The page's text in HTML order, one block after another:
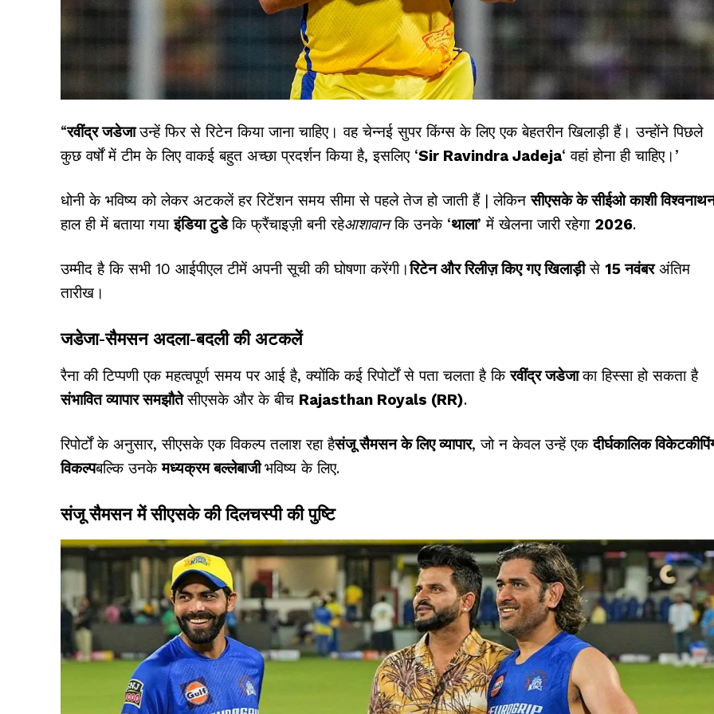
“रवींद्र जडेजाउन्हें फिर से रिटेन किया जाना चाहिए। वह चेन्नई सुपर किंग्स के लिए एक बेहतरीन खिलाड़ी हैं। उन्होंने पिछले
कुछ वर्षों में टीम के लिए वाकई बहुत अच्छा प्रदर्शन किया है, इसलिए ‘Sir Ravindra Jadeja‘ वहां होना ही चाहिए।’
धोनी के भविष्य को लेकर अटकलें हर रिटेंशन समय सीमा से पहले तेज हो जाती हैं | लेकिनसीएसके के सीईओ काशी
हाल ही में बताया गयाइंडिया टुडेकि फ्रैंचाइज़ी बनी रहेआशावानकि उनके ‘थाला’ में खेलना जारी रहेगा 2026.
उम्मीद है कि सभी 10 आईपीएल टीमें अपनी सूची की घोषणा करेंगी।रिटेन और रिलीज़ किए गए खिलाड़ीसे 15 नवंबरअंतिम
तारीख।
जडेजा-सैमसन अदला-बदली की अटकलें
रैना की टिप्पणी एक महत्वपूर्ण समय पर आई है, क्योंकि कई रिपोर्टों से पता चलता है किरवींद्र जडेजाका हिस्सा हो सकता है
संभावित व्यापार समझौतेसीएसके और के बीच Rajasthan Royals (RR).
रिपोर्टों के अनुसार, सीएसके एक विकल्प तलाश रहा हैसंजू सैमसन के लिए व्यापार, जो न केवल उन्हें एकदीर्घकालिक
विकल्पबल्कि उनकेमध्यक्रम बल्लेबाजीभविष्य के लिए.
संजू सैमसन में सीएसके की दिलचस्पी की पुष्टि